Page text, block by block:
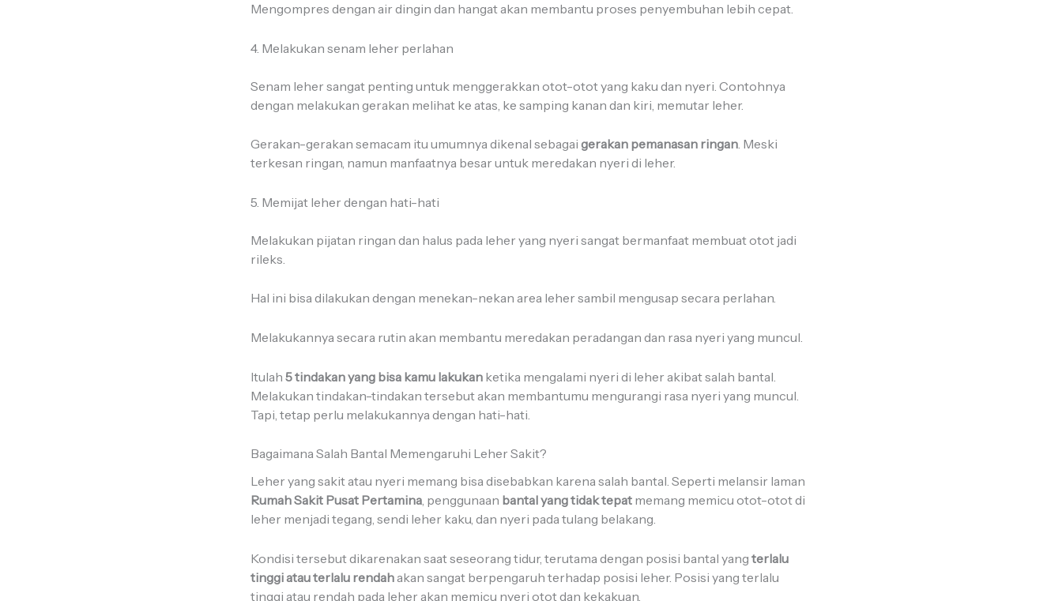
Mengompres dengan air dingin dan hangat akan membantu proses penyembuhan lebih cepat.
4. Melakukan senam leher perlahan
Senam leher sangat penting untuk menggerakkan otot-otot yang kaku dan nyeri. Contohnya
dengan melakukan gerakan melihat ke atas, ke samping kanan dan kiri, memutar leher.
Gerakan-gerakan semacam itu umumnya dikenal sebagai gerakan pemanasan ringan. Meski
terkesan ringan, namun manfaatnya besar untuk meredakan nyeri di leher.
5. Memijat leher dengan hati-hati
Melakukan pijatan ringan dan halus pada leher yang nyeri sangat bermanfaat membuat otot jadi
rileks.
Hal ini bisa dilakukan dengan menekan-nekan area leher sambil mengusap secara perlahan.
Melakukannya secara rutin akan membantu meredakan peradangan dan rasa nyeri yang muncul.
Itulah 5 tindakan yang bisa kamu lakukan ketika mengalami nyeri di leher akibat salah bantal.
Melakukan tindakan-tindakan tersebut akan membantumu mengurangi rasa nyeri yang muncul.
Tapi, tetap perlu melakukannya dengan hati-hati.
Bagaimana Salah Bantal Memengaruhi Leher Sakit?
Leher yang sakit atau nyeri memang bisa disebabkan karena salah bantal. Seperti melansir laman
Rumah Sakit Pusat Pertamina, penggunaan bantal yang tidak tepat memang memicu otot-otot di
leher menjadi tegang, sendi leher kaku, dan nyeri pada tulang belakang.
Kondisi tersebut dikarenakan saat seseorang tidur, terutama dengan posisi bantal yang terlalu
tinggi atau terlalu rendah akan sangat berpengaruh terhadap posisi leher. Posisi yang terlalu
tinggi atau rendah pada leher akan memicu nyeri otot dan kekakuan.